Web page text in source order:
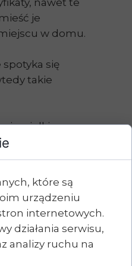
nawet te
je
w domu.
spotyka się
takie
nic wielkiego, na
jeden
byle papierka!”
które są
urządzeniu
internetowych.
działania serwisu,
analizy ruchu na